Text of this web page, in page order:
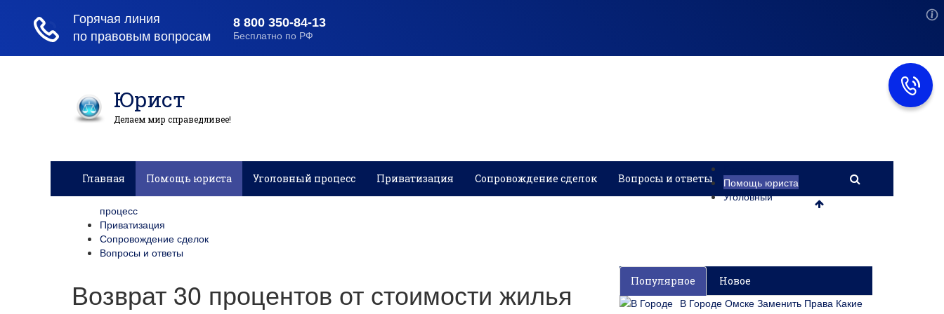
Юрист
Делаем мир справедливее!
Главная Помощь юриста Уголовный процесс Приватизация Сопровождение сделок Вопросы и ответы
Помощь юриста
Уголовный
процесс
Приватизация
Сопровождение сделок
Вопросы и ответы
Возврат 30 процентов от стоимости жилья Популярное Новое
В Городе Омске Заменить Права Какие